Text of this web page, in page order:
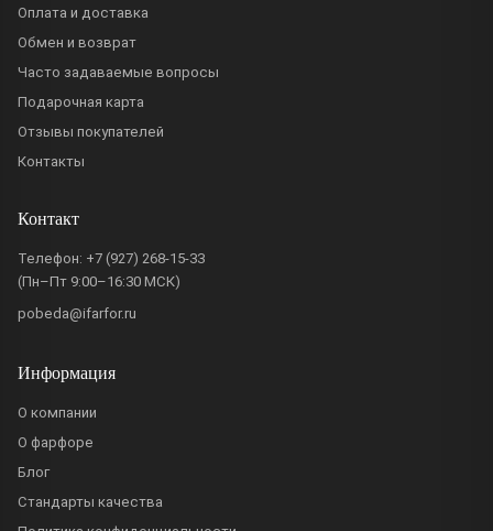
Оплата и доставка
Обмен и возврат
Часто задаваемые вопросы
Подарочная карта
Отзывы покупателей
Контакты
Контакт
Телефон: +7 (927) 268-15-33
(Пн–Пт 9:00–16:30 МСК)
pobeda@ifarfor.ru
Информация
О компании
О фарфоре
Блог
Стандарты качества